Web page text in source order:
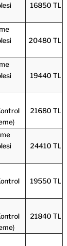
16850 TL
20480 TL
19440 TL
21680 TL
24410 TL
19550 TL
21840 TL